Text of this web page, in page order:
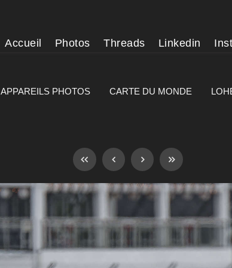
Accueil Photos Threads Linkedin
APPAREILS PHOTOS CARTE DU MONDE